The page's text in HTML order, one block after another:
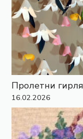
Пролетни
16.02.2026